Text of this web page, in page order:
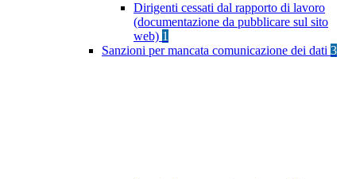
Dirigenti cessati dal rapporto di lavoro
(documentazione da pubblicare sul sito
web) 1
Sanzioni per mancata comunicazione dei dati 3